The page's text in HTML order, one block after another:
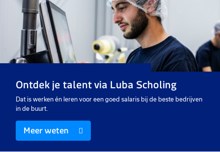
toe
aan
favorieten
IT supportmedewerker
40 uur
Uitzicht op vast
Ontdek je talent via Luba Scholing
Dat is werken én leren voor een goed salaris bij de beste bedrijven
in de buurt.
Meer weten